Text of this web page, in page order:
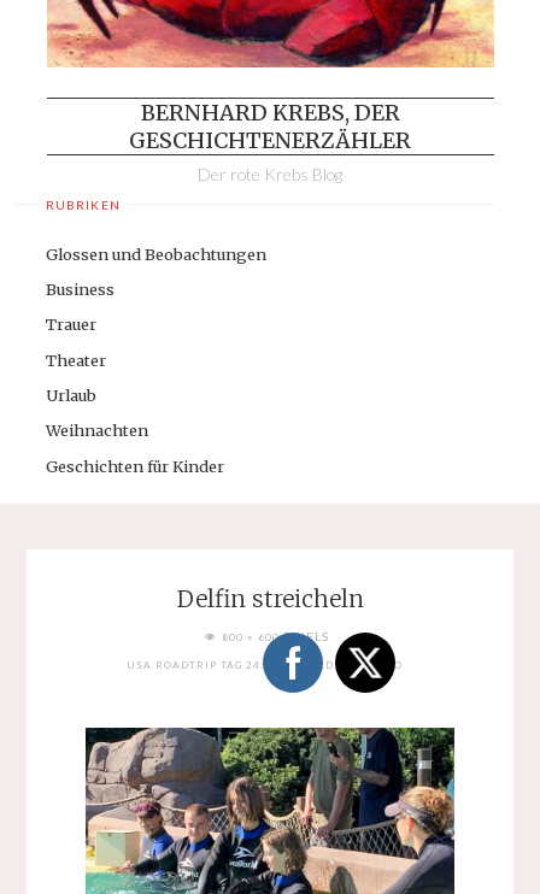
BERNHARD KREBS, DER
GESCHICHTENERZÄHLER
Der rote Krebs Blog
RUBRIKEN
Glossen und Beobachtungen
Business
Trauer
Theater
Urlaub
Weihnachten
Geschichten für Kinder
Delfin streicheln
FULL800 × 600PIXELS
USA ROADTRIP TAG 24: SEAWORLD SAN DIEGO